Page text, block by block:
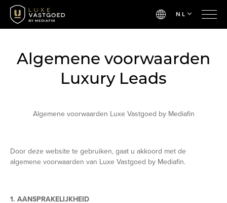
NL
Algemene voorwaarden
Luxury Leads
Algemene voorwaarden Luxe Vastgoed by Mediafin
Door deze website te gebruiken, gaat u akkoord met de
algemene voorwaarden van Luxe Vastgoed by Mediafin.
1. AANSPRAKELIJKHEID